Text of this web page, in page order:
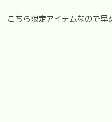
こちら限定アイテムなので早